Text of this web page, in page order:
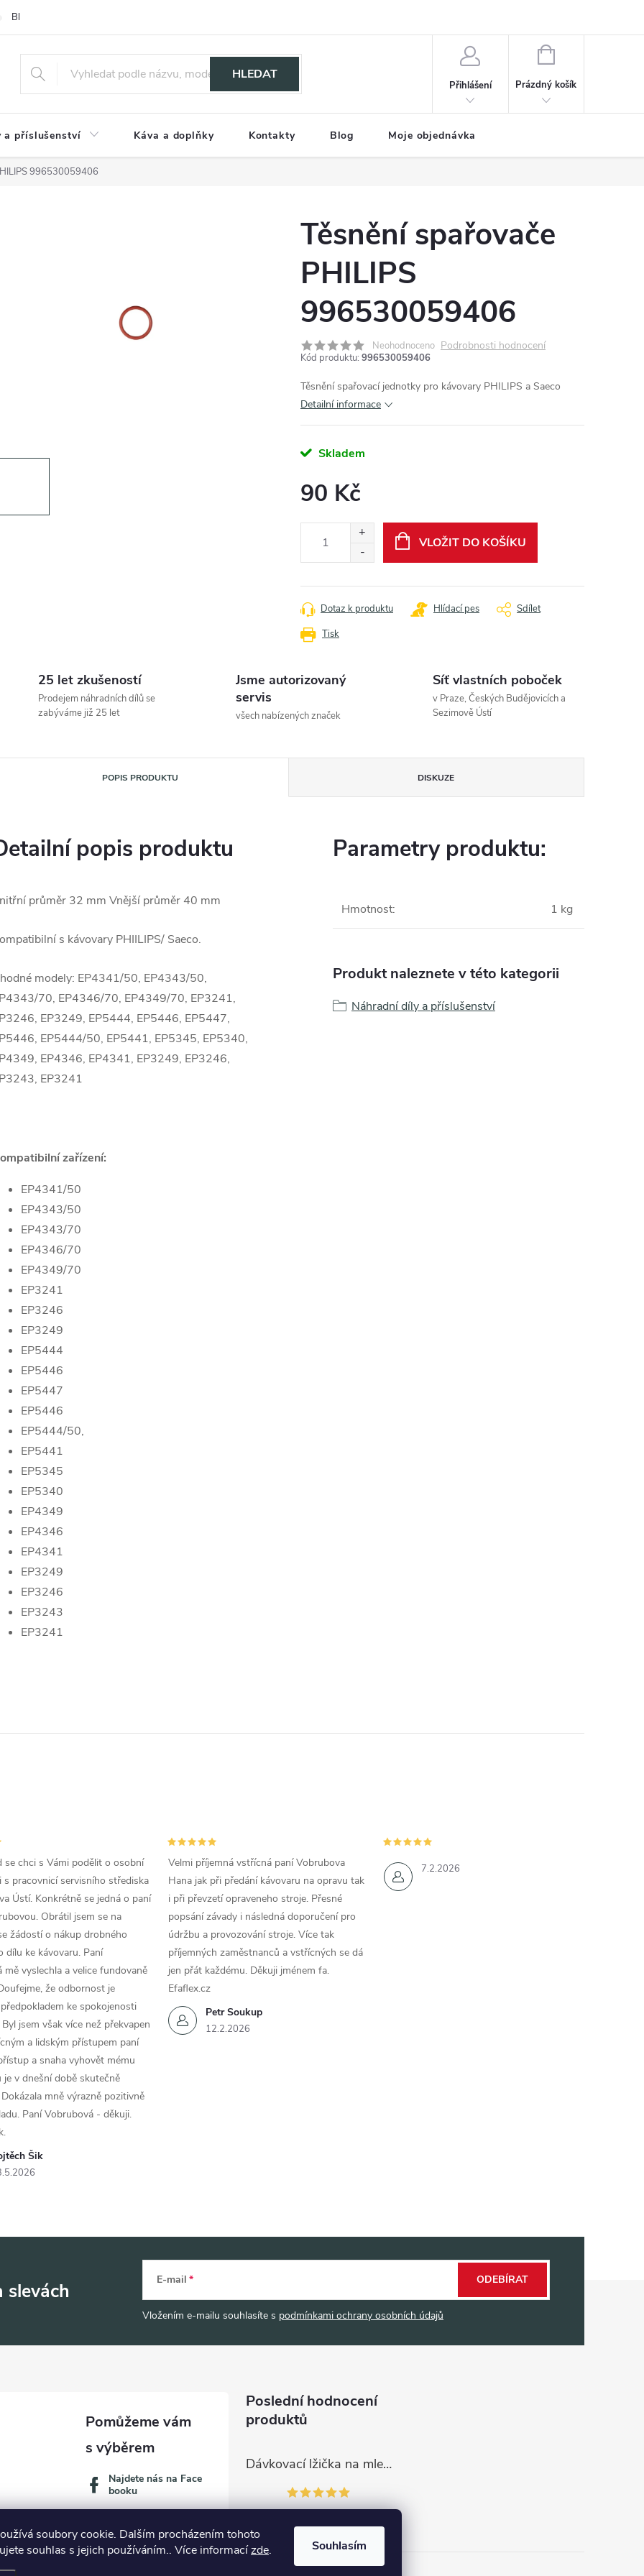
soubory cookie. Dalším procházením tohoto
souhlas s jejich používáním.. Více informacízde. Souhlasím
Blog
HLEDAT
Přihlášení
NÁKUPNÍ
Prázdný košík
a příslušenství Káva a doplňky Kontakty Blog Moje objednávka
996530059406
Těsnění spařovače
PHILIPS
996530059406
Neohodnoceno Podrobnosti hodnocení
Kód produktu: 996530059406
Těsnění spařovací jednotky pro kávovary PHILIPS a Saeco
Detailní informace
Skladem
90 Kč
VLOŽIT DO KOŠÍKU
Tisk
Dotaz k produktu Hlídací pes Sdílet
25 let zkušeností
Prodejem náhradních dílů se
zabýváme již 25 let
Jsme autorizovaný
servis
všech nabízených značek
Síť vlastních poboček
v Praze, Českých Budějovicích a
Sezimově Ústí
POPIS PRODUKTU DISKUZE
popis produktu
průměr 32 mm Vnější průměr 40 mm
s kávovary PHIILIPS/ Saeco.
modely: EP4341/50, EP4343/50,
70, EP4346/70, EP4349/70, EP3241,
EP3249, EP5444, EP5446, EP5447,
EP5444/50, EP5441, EP5345, EP5340,
EP4346, EP4341, EP3249, EP3246,
EP3241
zařízení:
EP4341/50
EP4343/50
EP4343/70
EP4346/70
EP4349/70
EP3241
EP3246
EP3249
EP5444
EP5446
EP5447
EP5446
EP5444/50,
EP5441
EP5345
EP5340
EP4349
EP4346
EP4341
EP3249
EP3246
EP3243
EP3241
Parametry produktu:
Hmotnost: 1 kg
Produkt naleznete v této kategorii
Náhradní díly a příslušenství
Šik
se chci s Vámi podělit o osobní
s pracovnicí servisního střediska
Ústí. Konkrétně se jedná o paní
Obrátil jsem se na
žádostí o nákup drobného
dílu ke kávovaru. Paní
mě vyslechla a velice fundovaně
že odbornost je
ke spokojenosti
jsem však více než překvapen
a lidským přístupem paní
a snaha vyhovět mému
je v dnešní době skutečně
mně výrazně pozitivně
Paní Vobrubová - děkuji.
Petr Soukup
12.2.2026
Velmi příjemná vstřícná paní Vobrubova
Hana jak při předání kávovaru na opravu tak
i při převzetí opraveneho stroje. Přesné
popsání závady i následná doporučení pro
údržbu a provozování stroje. Více tak
příjemných zaměstnanců a vstřícných se dá
jen přát každému. Děkuji jménem fa.
Efaflex.cz
7.2.2026
slevách E-mail
Vložením e-mailu souhlasíte s podmínkami ochrany osobních údajů
ODEBÍRAT
Najdete nás na Face
booku
Poslední hodnocení
produktů
Dávkovací lžička na mletou kávu 53132C8134